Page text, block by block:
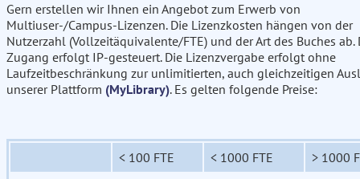
Gern erstellen wir Ihnen ein Angebot zum Erwerb von
Multiuser-/Campus-Lizenzen. Die Lizenzkosten hängen von der
Nutzerzahl (Vollzeitäquivalente/FTE) und der Art des Buches ab.
Zugang erfolgt IP-gesteuert. Die Lizenzvergabe erfolgt ohne
Laufzeitbeschränkung zur unlimitierten, auch gleichzeitigen
unserer Plattform (MyLibrary). Es gelten folgende Preise:
< 100 FTE < 1000 FTE
> 1000